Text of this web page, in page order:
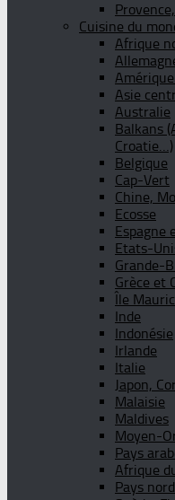
Cuisine du
Afrique
Asie
Australie
Balkans
Croatie…)
Belgique
Cap-Vert
Chine,
Ecosse
Espagne
Etats-
Grande-
Grèce et
Île
Inde
Indonésie
Irlande
Italie
Japon,
Malaisie
Maldives
Moyen-
Pays
Afrique
Pays